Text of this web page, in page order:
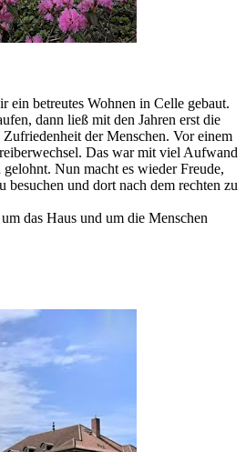
ein betreutes Wohnen in Celle gebaut.
dann ließ mit den Jahren erst die
der Menschen. Vor einem
Das war mit viel Aufwand
gelohnt. Nun macht es wieder Freude,
besuchen und dort nach dem rechten zu
das Haus und um die Menschen